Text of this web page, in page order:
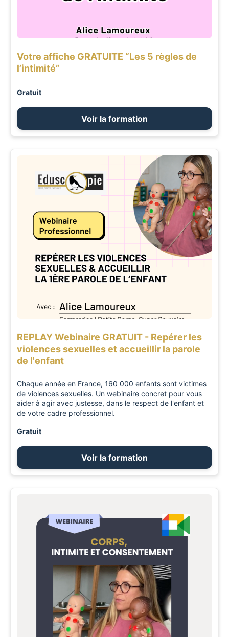
Votre affiche GRATUITE “Les 5 règles de
l’intimité”
Gratuit
Voir la formation
REPLAY Webinaire GRATUIT - Repérer les
violences sexuelles et accueillir la parole
de l'enfant
Chaque année en France, 160 000 enfants sont victimes
de violences sexuelles. Un webinaire concret pour vous
aider à agir avec justesse, dans le respect de l'enfant et
de votre cadre professionnel.
Gratuit
Voir la formation